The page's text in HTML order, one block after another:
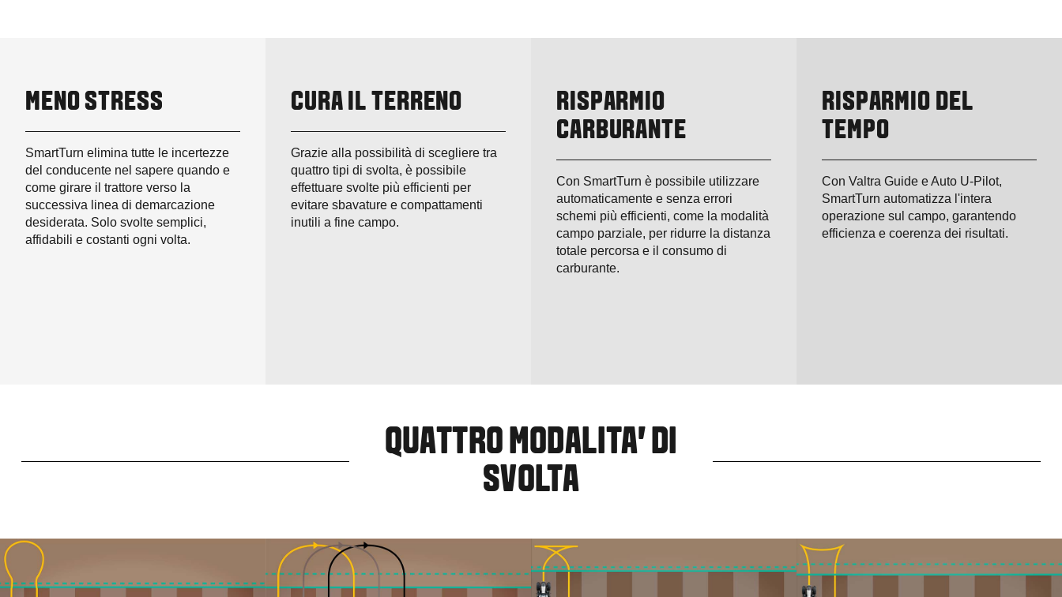
MENO STRESS
SmartTurn elimina tutte le incertezze
del conducente nel sapere quando e
come girare il trattore verso la
successiva linea di demarcazione
desiderata. Solo svolte semplici,
affidabili e costanti ogni volta.
CURA IL TERRENO
Grazie alla possibilità di scegliere tra
quattro tipi di svolta, è possibile
effettuare svolte più efficienti per
evitare sbavature e compattamenti
inutili a fine campo.
RISPARMIO
CARBURANTE
Con SmartTurn è possibile utilizzare
automaticamente e senza errori
schemi più efficienti, come la modalità
campo parziale, per ridurre la distanza
totale percorsa e il consumo di
carburante.
RISPARMIO DEL
TEMPO
Con Valtra Guide e Auto U-Pilot,
SmartTurn automatizza l'intera
operazione sul campo, garantendo
efficienza e coerenza dei risultati.
QUATTRO MODALITA' DI
SVOLTA